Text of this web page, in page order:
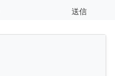
送信